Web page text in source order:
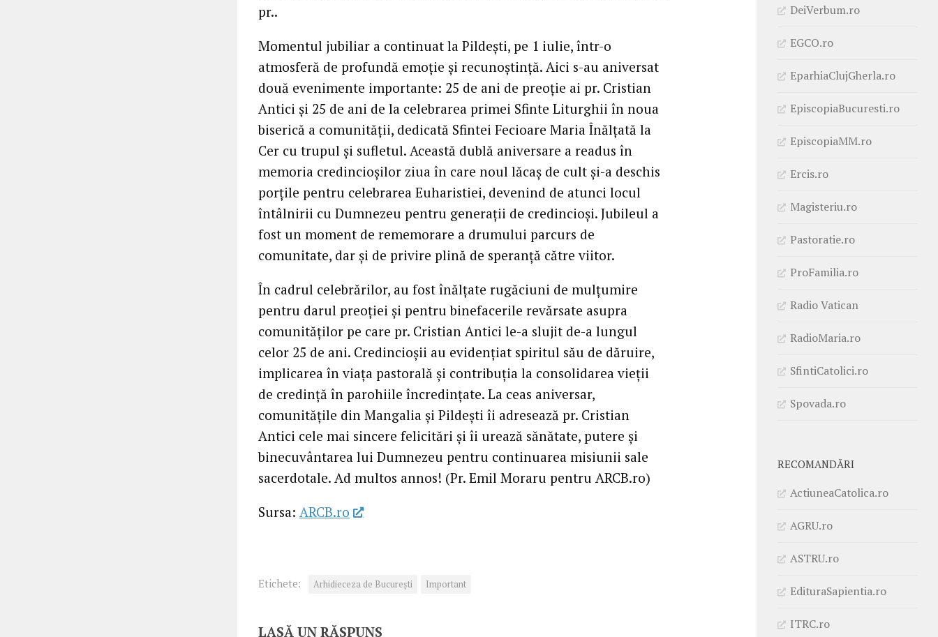
pr..
Momentul jubiliar a continuat la Pildești, pe 1 iulie, într-o
atmosferă de profundă emoție și recunoștință. Aici s-au aniversat
două evenimente importante: 25 de ani de preoție ai pr. Cristian
Antici și 25 de ani de la celebrarea primei Sfinte Liturghii în noua
biserică a comunității, dedicată Sfintei Fecioare Maria Înălțată la
Cer cu trupul și sufletul. Această dublă aniversare a readus în
memoria credincioșilor ziua în care noul lăcaș de cult și-a deschis
porțile pentru celebrarea Euharistiei, devenind de atunci locul
întâlnirii cu Dumnezeu pentru generații de credincioși. Jubileul a
fost un moment de rememorare a drumului parcurs de
comunitate, dar și de privire plină de speranță către viitor.
În cadrul celebrărilor, au fost înălțate rugăciuni de mulțumire
pentru darul preoției și pentru binefacerile revărsate asupra
comunităților pe care pr. Cristian Antici le-a slujit de-a lungul
celor 25 de ani. Credincioșii au evidențiat spiritul său de dăruire,
implicarea în viața pastorală și contribuția la consolidarea vieții
de credință în parohiile încredințate. La ceas aniversar,
comunitățile din Mangalia și Pildești îi adresează pr. Cristian
Antici cele mai sincere felicitări și îi urează sănătate, putere și
binecuvântarea lui Dumnezeu pentru continuarea misiunii sale
sacerdotale. Ad multos annos! (Pr. Emil Moraru pentru ARCB.ro)
Sursa: ARCB.ro
Etichete: Arhidieceza de București Important
LASĂ UN RĂSPUNS
DeiVerbum.ro
EGCO.ro
EparhiaClujGherla.ro
EpiscopiaBucuresti.ro
EpiscopiaMM.ro
Ercis.ro
Magisteriu.ro
Pastoratie.ro
ProFamilia.ro
Radio Vatican
RadioMaria.ro
SfintiCatolici.ro
Spovada.ro
RECOMANDĂRI
ActiuneaCatolica.ro
AGRU.ro
ASTRU.ro
EdituraSapientia.ro
ITRC.ro